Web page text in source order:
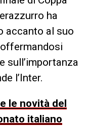
ha
accanto al suo
sull’importanza
l’Inter.
le novità del
italiano